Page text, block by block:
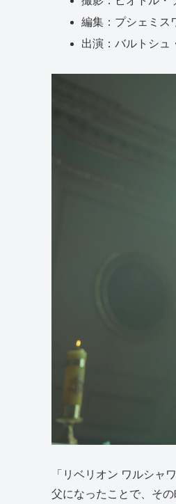
編集：プシェミス
出演：バルトシ
「リベリオン ワルシャ
父になったことで、そ